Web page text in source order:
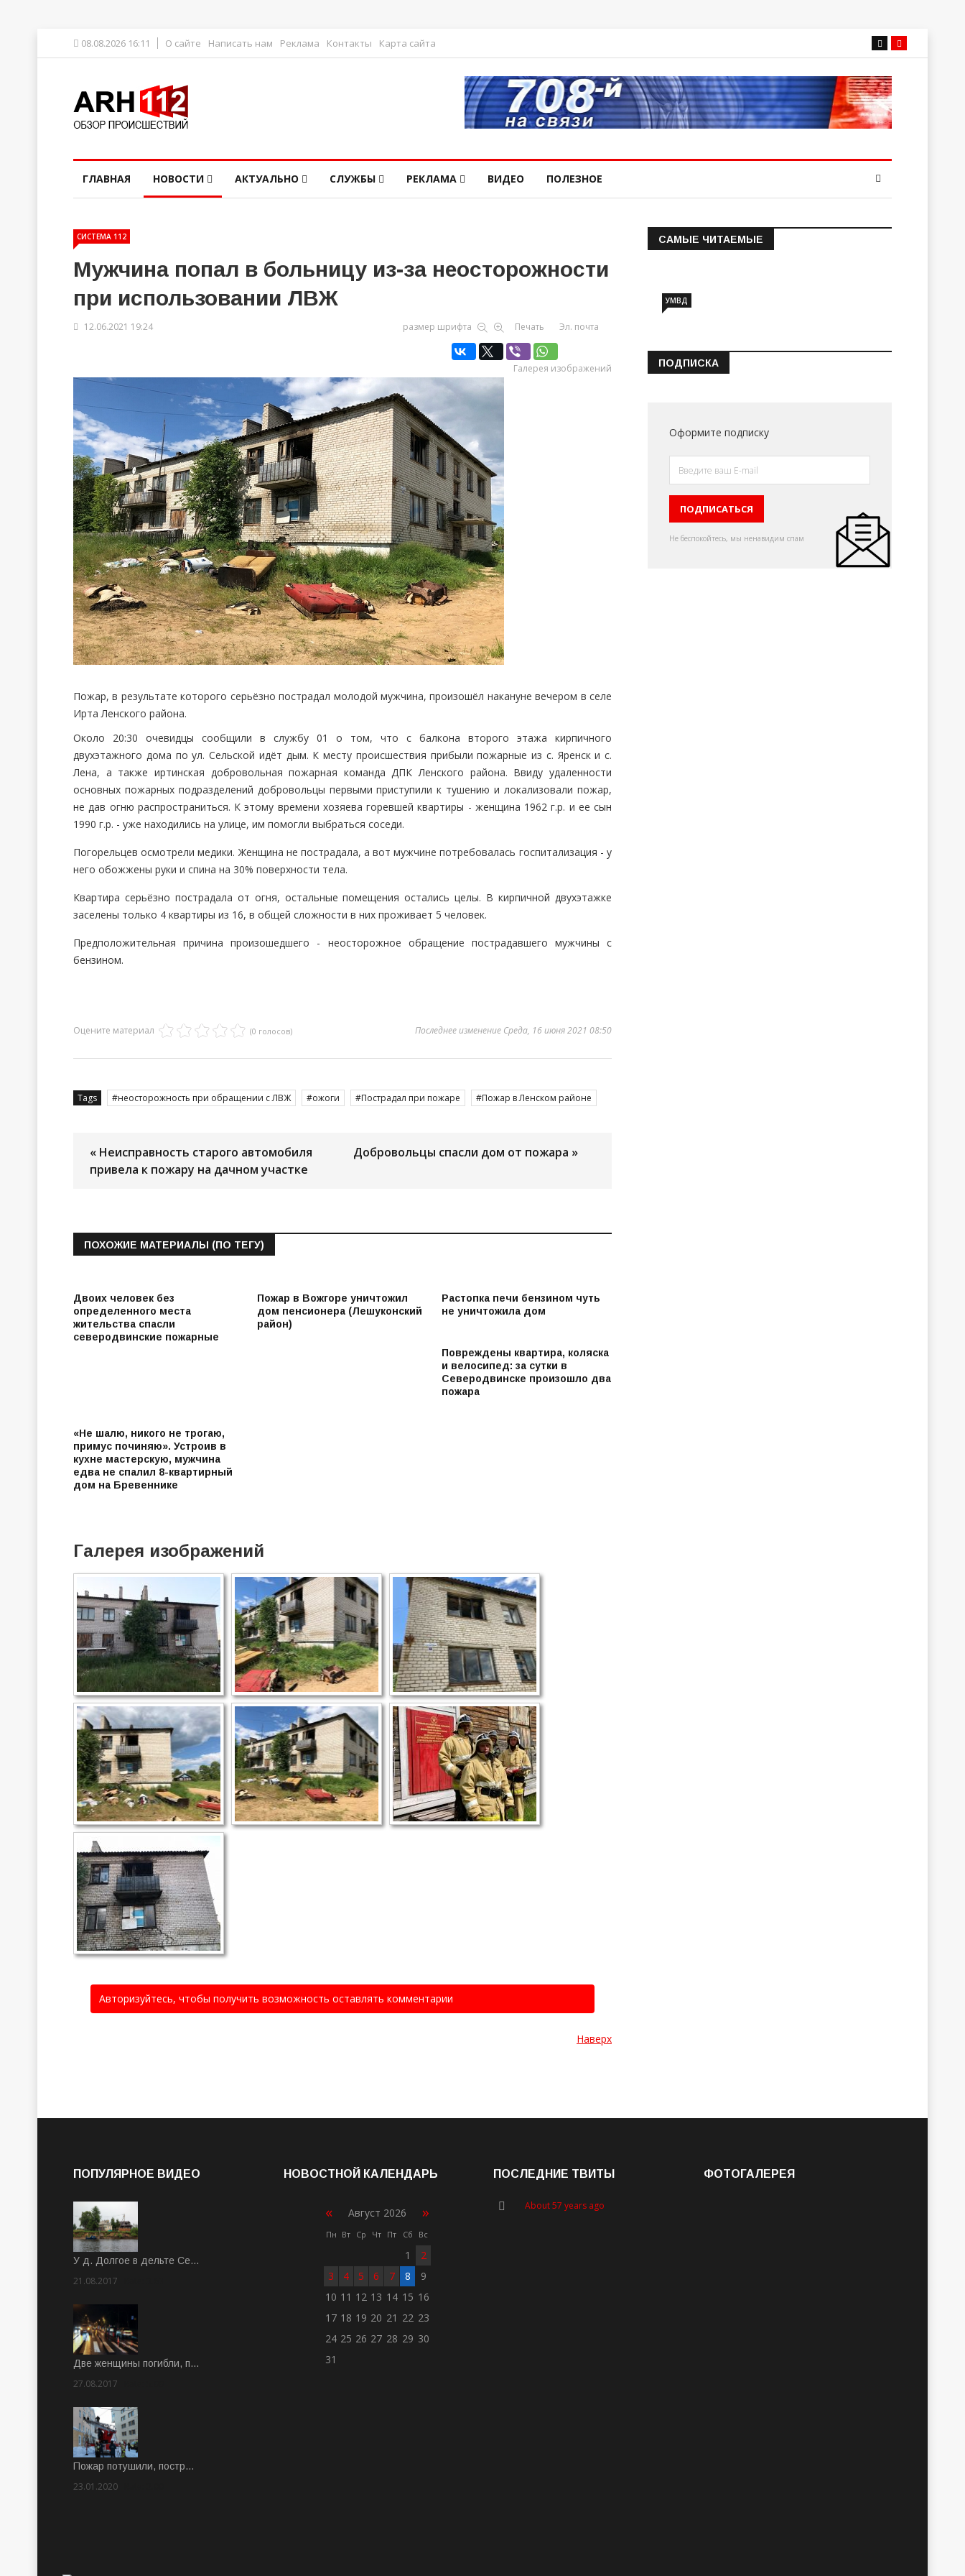
08.08.2026 16:11 О сайте Написать нам Реклама Контакты Карта сайта
ГЛАВНАЯ НОВОСТИ АКТУАЛЬНО СЛУЖБЫ РЕКЛАМА ВИДЕО ПОЛЕЗНОЕ
СИСТЕМА 112
Мужчина попал в больницу из-за неосторожности
при использовании ЛВЖ
12.06.2021 19:24 размер шрифта Печать Эл. почта
Галерея изображений
Пожар, в результате которого серьёзно пострадал молодой мужчина, произошёл накануне вечером в селе
Ирта Ленского района.
Около 20:30 очевидцы сообщили в службу 01 о том, что с балкона второго этажа кирпичного
двухэтажного дома по ул. Сельской идёт дым. К месту происшествия прибыли пожарные из с. Яренск и с.
Лена, а также иртинская добровольная пожарная команда ДПК Ленского района. Ввиду удаленности
основных пожарных подразделений добровольцы первыми приступили к тушению и локализовали пожар,
не дав огню распространиться. К этому времени хозяева горевшей квартиры - женщина 1962 г.р. и ее сын
1990 г.р. - уже находились на улице, им помогли выбраться соседи.
Погорельцев осмотрели медики. Женщина не пострадала, а вот мужчине потребовалась госпитализация - у
него обожжены руки и спина на 30% поверхности тела.
Квартира серьёзно пострадала от огня, остальные помещения остались целы. В кирпичной двухэтажке
заселены только 4 квартиры из 16, в общей сложности в них проживает 5 человек.
Предположительная причина произошедшего - неосторожное обращение пострадавшего мужчины с
бензином.
Оцените материал (0 голосов) Последнее изменение Среда, 16 июня 2021 08:50
Tags неосторожность при обращении с ЛВЖ ожоги Пострадал при пожаре Пожар в Ленском районе
« Неисправность старого автомобиля
привела к пожару на дачном участке
Добровольцы спасли дом от пожара »
ПОХОЖИЕ МАТЕРИАЛЫ (ПО ТЕГУ)
Двоих человек без
определенного места
жительства спасли
северодвинские пожарные
Пожар в Вожгоре уничтожил
дом пенсионера (Лешуконский
район)
Растопка печи бензином чуть
не уничтожила дом
Повреждены квартира, коляска
и велосипед: за сутки в
Северодвинске произошло два
пожара
«Не шалю, никого не трогаю,
примус починяю». Устроив в
кухне мастерскую, мужчина
едва не спалил 8-квартирный
дом на Бревеннике
Галерея изображений
Авторизуйтесь, чтобы получить возможность оставлять комментарии
Наверх
САМЫЕ ЧИТАЕМЫЕ
Информация о состоянии
УМВД
ПОДПИСКА
Оформите подписку
Не беспокойтесь, мы ненавидим спам
ПОПУЛЯРНОЕ ВИДЕО
У д. Долгое в дельте Се…
21.08.2017
Две женщины погибли, п…
27.08.2017
Пожар потушили, постр…
23.01.2020
НОВОСТНОЙ КАЛЕНДАРЬ
« Август 2026 »
Пн Вт Ср Чт Пт Сб Вс
1
2
3
4 5 6 7 8
9
10 11 12 13 14 15 16
17 18 19 20 21 22 23
24 25 26 27 28 29 30
31
ПОСЛЕДНИЕ ТВИТЫ
About 57 years ago
ФОТОГАЛЕРЕЯ